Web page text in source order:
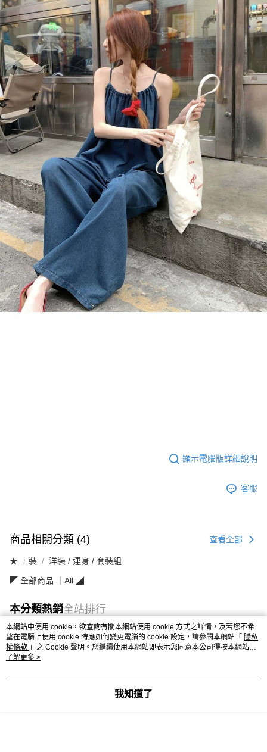
顯示電腦版詳細說明
客服
商品相關分類 (4) 查看全部
★ 上裝 洋裝 / 連身 / 套裝組
◤ 全部商品 ｜All ◢
本分類熱銷全站排行
熱門標籤
本網站中使用 cookie，欲查詢有關本網站使用 cookie 方式之詳情，及若您不希
望在電腦上使用 cookie 時應如何變更電腦的 cookie 設定，請參閱本網站「 隱私
權條款 」之 Cookie 聲明。您繼續使用本網站即表示您同意本公司得按本網站使
用條款之 Cookie 聲明使用 cookie。
了解更多 >
我知道了